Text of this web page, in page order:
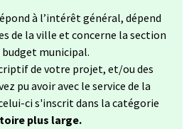
à l’intérêt général, dépend
de la ville et concerne la section
municipal.
de votre projet, et/ou des
pu avoir avec le service de la
ci s'inscrit dans la catégorie
plus large.